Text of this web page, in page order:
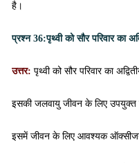
है।
प्रश्न 36:पृथ्वी को सौर परिवार का
उत्तर: पृथ्वी को सौर परिवार का
इसकी जलवायु जीवन के लिए उपयुक्त
इसमें जीवन के लिए आवश्यक